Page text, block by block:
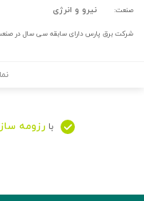
صنعت: نیرو و انرژی
شرکت برق پارس دارای سابقه سی سال در
با رزومه ساز